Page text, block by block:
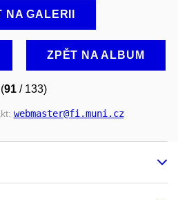
NA GALERII
ZPĚT NA ALBUM
(91/ 133)
webmaster@fi.muni.cz